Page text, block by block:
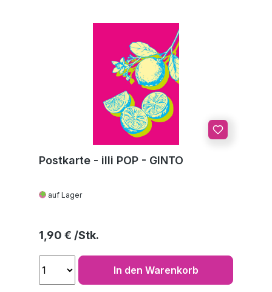
Postkarte - illi POP - GINTO
auf Lager
Regulärer Preis:
1,90 €
In den Warenkorb